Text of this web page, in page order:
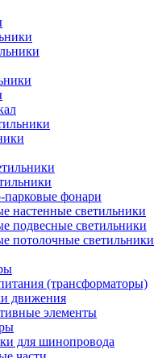
парковые фонари
настенные светильники
подвесные светильники
потолочные светильники
(трансформаторы)
движения
элементы
для шинопровода